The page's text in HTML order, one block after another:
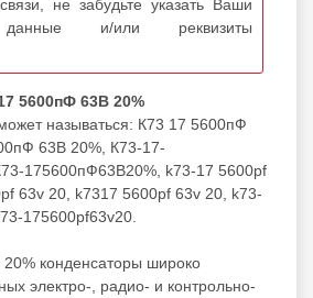
не забудьте указать Ваши
данные и/или реквизиты
5600пФ 63В 20%
называться: К73 17 5600пФ
63В 20%, К73-17-
175600пФ63В20%, k73-17 5600pf
63v 20, k7317 5600pf 63v 20, k73-
175600pf63v20.
конденсаторы широко
электро-, радио- и контрольно-